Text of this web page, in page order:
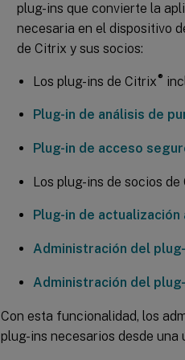
plug-ins que convierte la
necesaria en el dispositivo
de Citrix y sus socios:
Los plug-ins de Citrix®
Plug-in de análisis de
Plug-in de acceso
Los plug-ins de socios
Plug-in de actualización
Administración del
Administración del
Con esta funcionalidad, los
plug-ins necesarios desde